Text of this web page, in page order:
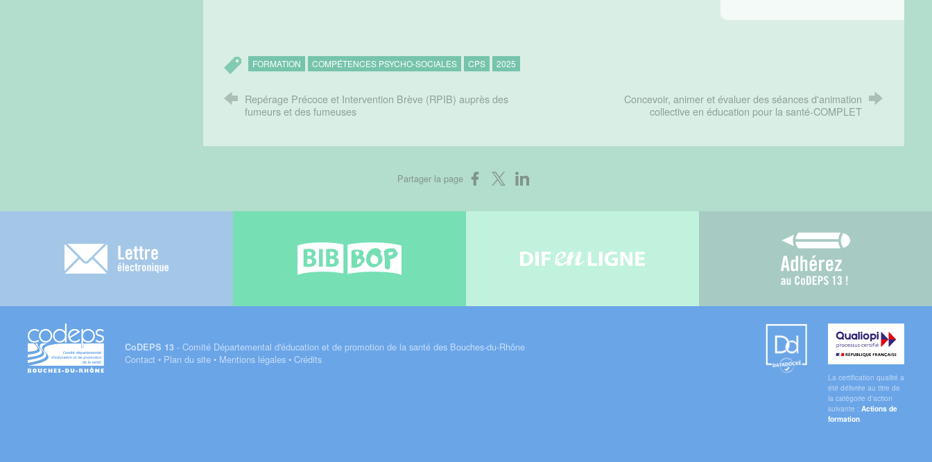
FORMATION COMPÉTENCES PSYCHO-SOCIALES CPS 2025
Repérage Précoce et Intervention Brève (RPIB) auprès des
fumeurs et des fumeuses
Concevoir, animer et évaluer des séances d'animation
collective en éducation pour la santé-COMPLET
Partager la page Partager sur Facebook
Partager sur XPartager sur LinkedIn
CoDEPS 13 - Comité Départemental d'éducation et de promotion de la santé des Bouches-du-Rhône
Contact • Plan du site • Mentions légales •Crédits
Qualiopi
La certification qualité a
été délivrée au titre de
la catégorie d'action
suivante : Actions de
formation